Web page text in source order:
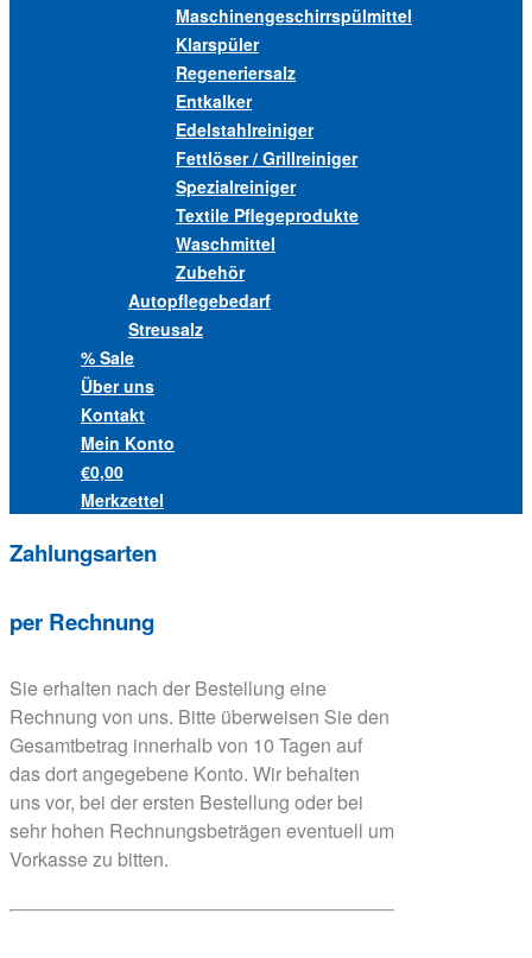
Maschinengeschirrspülmittel
Klarspüler
Regeneriersalz
Entkalker
Edelstahlreiniger
Fettlöser / Grillreiniger
Spezialreiniger
Textile Pflegeprodukte
Waschmittel
Zubehör
Autopflegebedarf
Streusalz
% Sale
Über uns
Kontakt
Mein Konto
€0,00
Merkzettel
Zahlungsarten
per Rechnung
Sie erhalten nach der Bestellung eine
Rechnung von uns. Bitte überweisen Sie den
Gesamtbetrag innerhalb von 10 Tagen auf
das dort angegebene Konto. Wir behalten
uns vor, bei der ersten Bestellung oder bei
sehr hohen Rechnungsbeträgen eventuell um
Vorkasse zu bitten.